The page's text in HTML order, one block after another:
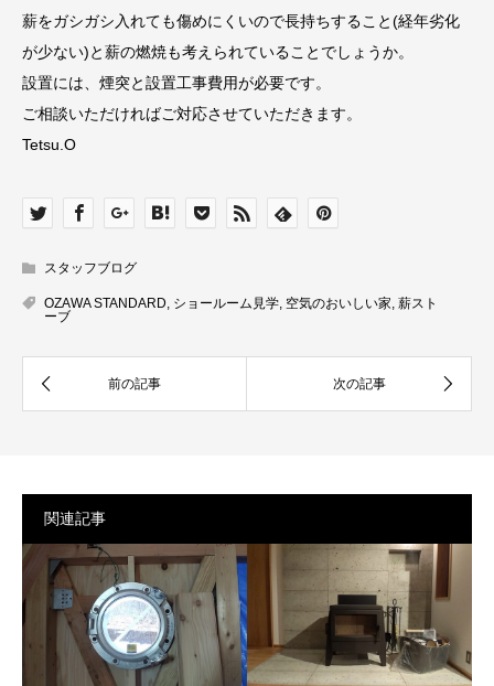
薪をガシガシ入れても傷めにくいので長持ちすること(経年劣化
が少ない)と薪の燃焼も考えられていることでしょうか。
設置には、煙突と設置工事費用が必要です。
ご相談いただければご対応させていただきます。
Tetsu.O
スタッフブログ
OZAWA STANDARD ショールーム見学 空気のおいしい家 薪スト
ーブ
関連記事